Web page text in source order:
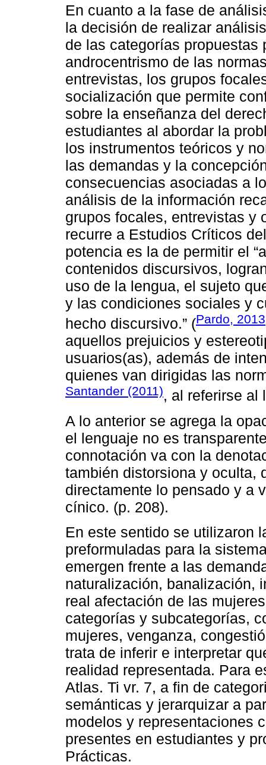
En cuanto a la fase de
la decisión de realizar
de las categorías propuestas
androcentrismo de las
entrevistas, los grupos
socialización que permite
sobre la enseñanza del
estudiantes al abordar la
los instrumentos teóricos y
las demandas y la
consecuencias asociadas a
análisis de la información
grupos focales, entrevistas y
recurre a Estudios Críticos
potencia es la de permitir el
contenidos discursivos,
uso de la lengua, el sujeto
y las condiciones sociales y
hecho discursivo.” (Pardo,
aquellos prejuicios y
usuarios(as), además de
quienes van dirigidas las
Santander (2011), al referirse al
A lo anterior se agrega la
el lenguaje no es
connotación va con la
también distorsiona y oculta,
directamente lo pensado y a
cínico. (p. 208).
En este sentido se utilizaron
preformuladas para la
emergen frente a las
naturalización, banalización,
real afectación de las
categorías y subcategorías,
mujeres, venganza,
trata de inferir e interpretar
realidad representada. Para
Atlas. Ti vr. 7, a fin de
semánticas y jerarquizar a
modelos y representaciones
presentes en estudiantes y
Prácticas.